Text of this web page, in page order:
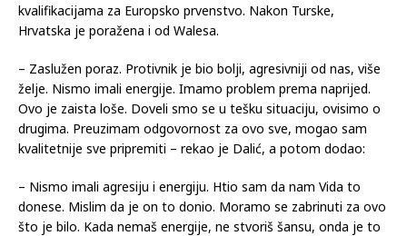
kvalifikacijama za Europsko prvenstvo. Nakon Turske,
Hrvatska je poražena i od Walesa.
– Zaslužen poraz. Protivnik je bio bolji, agresivniji od nas, više
želje. Nismo imali energije. Imamo problem prema naprijed.
Ovo je zaista loše. Doveli smo se u tešku situaciju, ovisimo o
drugima. Preuzimam odgovornost za ovo sve, mogao sam
kvalitetnije sve pripremiti – rekao je Dalić, a potom dodao:
– Nismo imali agresiju i energiju. Htio sam da nam Vida to
donese. Mislim da je on to donio. Moramo se zabrinuti za ovo
što je bilo. Kada nemaš energije, ne stvoriš šansu, onda je to